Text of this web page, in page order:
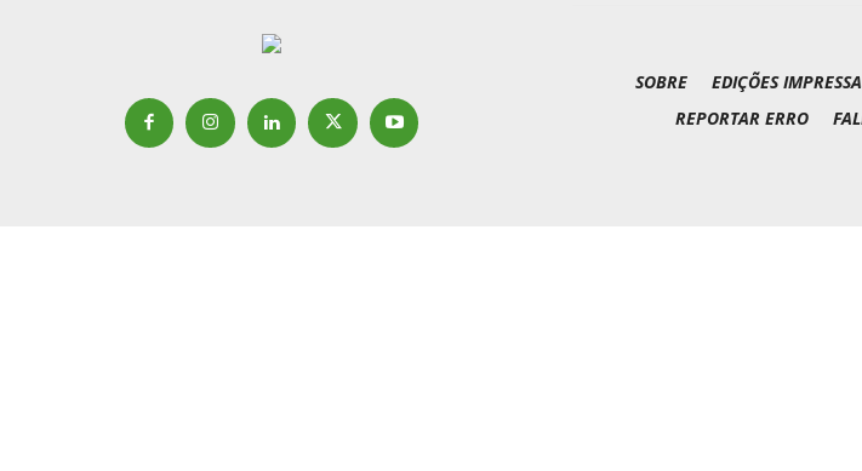
SOBRE EDIÇÕES
REPORTAR ERRO